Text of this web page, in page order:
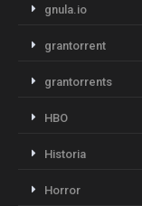
gnula.io
grantorrent
grantorrents
HBO
Historia
Horror